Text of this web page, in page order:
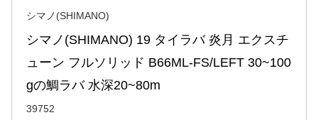
シマノ(SHIMANO)
シマノ(SHIMANO) 19 タイラバ 炎月 エクスチ
ューン フルソリッド B66ML-FS/LEFT 30~100
gの鯛ラバ 水深20~80m
39752